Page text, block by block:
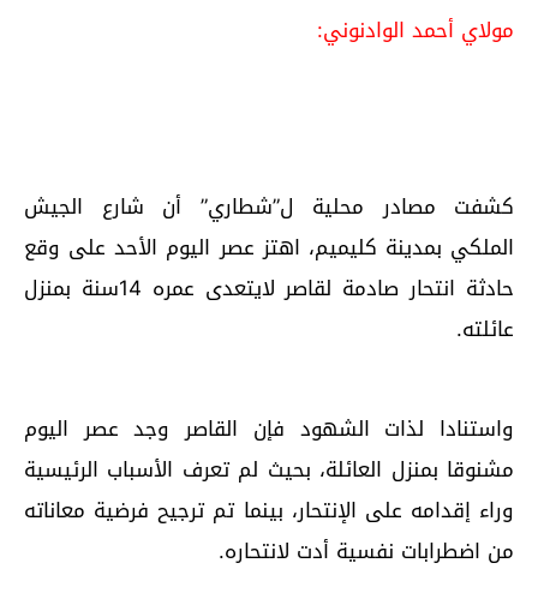
مولاي أحمد الوادنوني:
كشفت مصادر محلية ل”شطاري” أن شارع الجيش
الملكي بمدينة كليميم، اهتز عصر اليوم الأحد على وقع
حادثة انتحار صادمة لقاصر لايتعدى عمره 14سنة بمنزل
عائلته.
واستنادا لذات الشهود فإن القاصر وجد عصر اليوم
مشنوقا بمنزل العائلة، بحيث لم تعرف الأسباب الرئيسية
وراء إقدامه على الإنتحار، بينما تم ترجيح فرضية معاناته
من اضطرابات نفسية أدت لانتحاره.